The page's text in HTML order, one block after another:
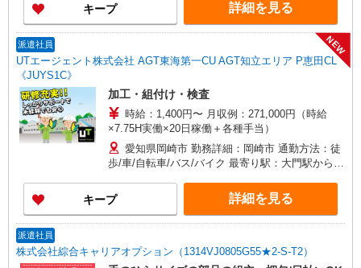
キープ 詳細を見る
派遣社員
UTエージェント株式会社 AGT東海第一CU AGT知立エリア P恵田CL
《JUYS1C》
NEW
加工・組付け・検査
時給：1,400円〜 月収例：271,000円（時給
×7.75H実働×20日稼働＋各種手当）
愛知県岡崎市 勤務詳細：岡崎市 通勤方法：徒
歩/車/自転車/バス/バイク 最寄り駅：大門駅から車
車場利用OK
キープ 詳細を見る
派遣社員
株式会社綜合キャリアオプション（1314VJ0805G55★2-S-T2）